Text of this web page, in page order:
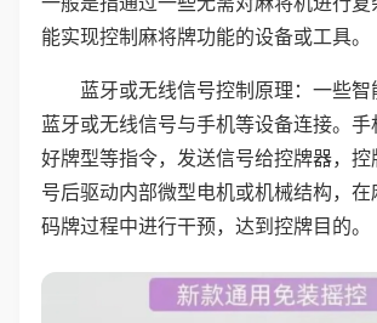
能实现控制麻将牌功能的设备或工具。
蓝牙或无线信号控制原理：一些智
蓝牙或无线信号与手机等设备连接。
好牌型等指令，发送信号给控牌器，
号后驱动内部微型电机或机械结构，在
码牌过程中进行干预，达到控牌目的。